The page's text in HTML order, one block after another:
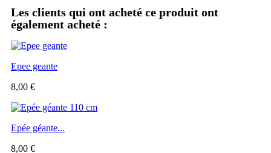
Les clients qui ont acheté ce produit ont
également acheté :
Epee geante
8,00 €
Epée géante...
8,00 €